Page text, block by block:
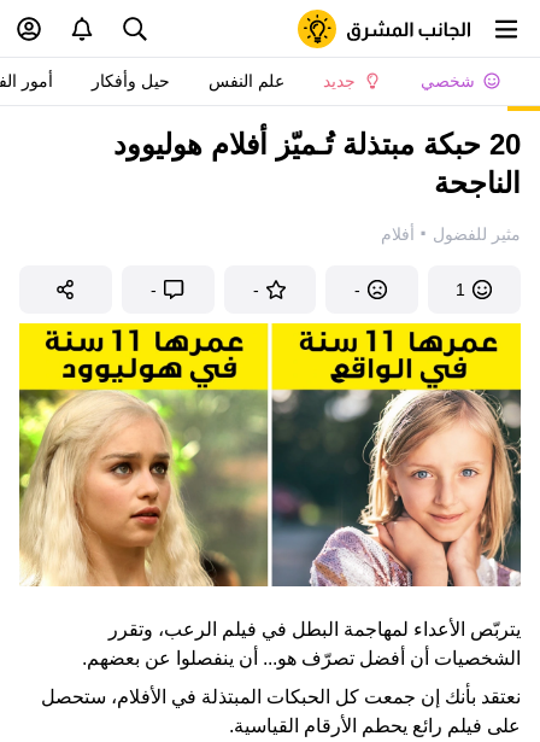
شخصي جديد علم النفس حيل وأفكار أمور
20 حبكة مبتذلة تُـميّز أفلام هوليوود
الناجحة
مثير للفضول · أفلام
1
-
-
-
يتربّص الأعداء لمهاجمة البطل في فيلم الرعب، وتقرر
الشخصيات أن أفضل تصرّف هو... أن ينفصلوا عن بعضهم.
نعتقد بأنك إن جمعت كل الحبكات المبتذلة في الأفلام، ستحصل
على فيلم رائع يحطم الأرقام القياسية.